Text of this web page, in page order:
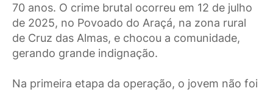
70 anos. O crime brutal ocorreu em 12 de julho
de 2025, no Povoado do Araçá, na zona rural
de Cruz das Almas, e chocou a comunidade,
gerando grande indignação.
Na primeira etapa da operação, o jovem não foi